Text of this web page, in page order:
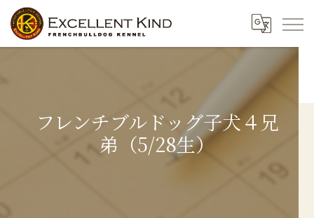
フレンチブルドッグ子犬４兄
弟（5/28生）